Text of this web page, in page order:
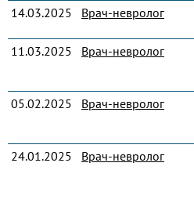
14.03.2025 Врач-невролог
11.03.2025
Врач-невролог
05.02.2025
Врач-невролог
24.01.2025
Врач-невролог